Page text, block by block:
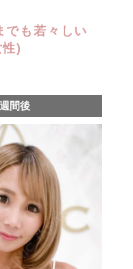
でも若々しい
)
間後